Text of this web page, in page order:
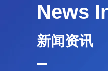
News
新闻资讯